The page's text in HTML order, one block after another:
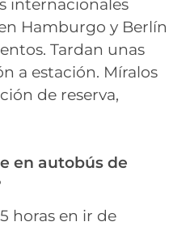
internacionales
Hamburgo y Berlín
Tardan unas
a estación. Míralos
de reserva,
en autobús de
horas en ir de